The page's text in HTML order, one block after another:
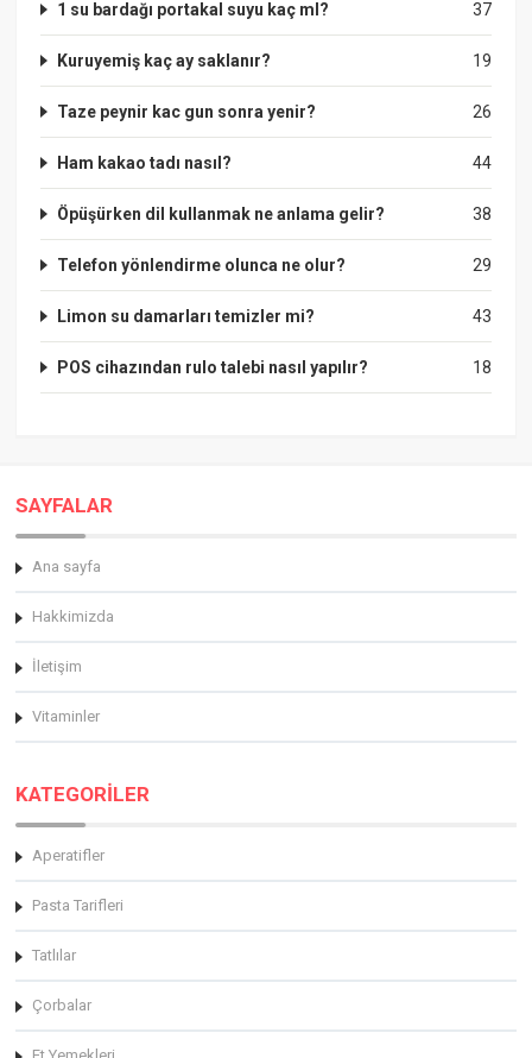
37
1 su bardağı portakal suyu kaç ml?
19
Kuruyemiş kaç ay saklanır?
26
Taze peynir kac gun sonra yenir?
44
Ham kakao tadı nasıl?
38
Öpüşürken dil kullanmak ne anlama gelir?
29
Telefon yönlendirme olunca ne olur?
43
Limon su damarları temizler mi?
18
POS cihazından rulo talebi nasıl yapılır?
SAYFALAR
Ana sayfa
Hakkimizda
İletişim
Vitaminler
KATEGORİLER
Aperatifler
Pasta Tarifleri
Tatlılar
Çorbalar